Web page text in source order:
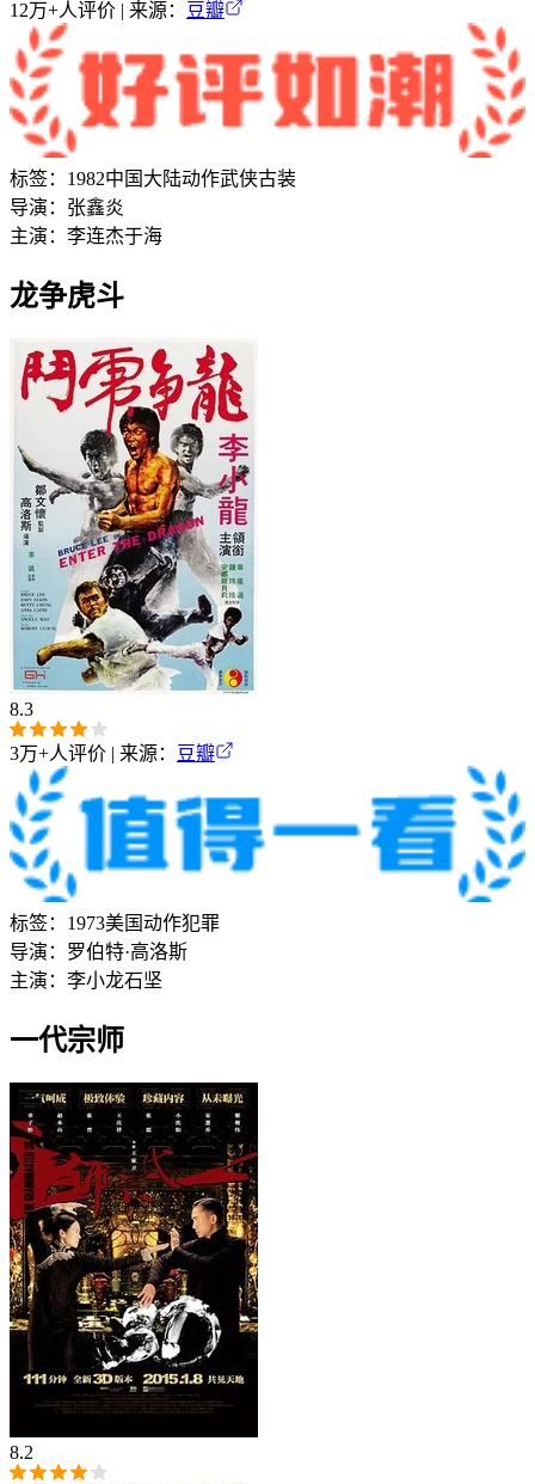
12万+人评价 | 来源： 豆瓣
标签： 1982中国大陆动作武侠古装
导演： 张鑫炎
主演： 李连杰于海
龙争虎斗
8.3
3万+人评价 | 来源： 豆瓣
标签： 1973美国动作犯罪
导演： 罗伯特·高洛斯
主演： 李小龙石坚
一代宗师
8.2